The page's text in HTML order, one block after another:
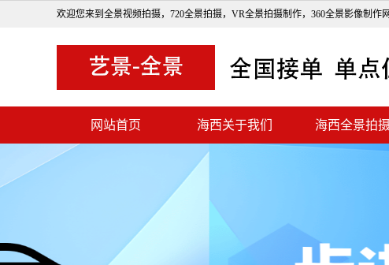
欢迎您来到全景视频拍摄，720全景拍摄，VR全景拍摄制作，360全景影像制作网
网站首页 海西关于我们 海西全景拍